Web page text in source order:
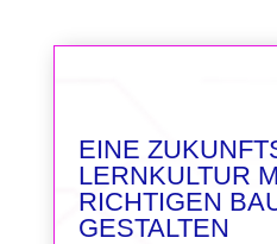
EINE
LERNKULTUR
RICHTIGEN
GESTALTEN